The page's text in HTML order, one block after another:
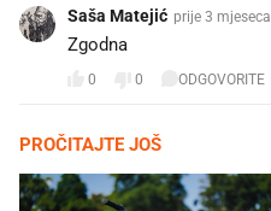
Saša Matejić prije 3 mjeseca
Zgodna
0 0 ODGOVORITE
PROČITAJTE JOŠ